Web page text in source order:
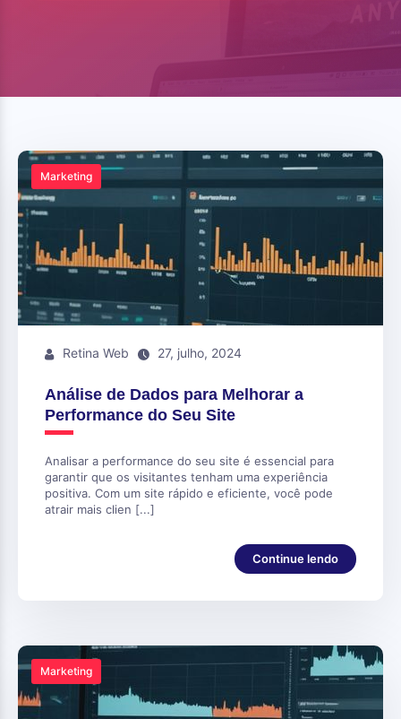
Marketing
Retina Web 27, julho, 2024
Análise de Dados para Melhorar a
Performance do Seu Site
Analisar a performance do seu site é essencial para
garantir que os visitantes tenham uma experiência
positiva. Com um site rápido e eficiente, você pode
atrair mais clien [...]
Continue lendo
Marketing